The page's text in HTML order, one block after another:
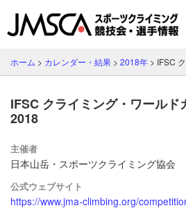
ホーム > カレンダー・結果 > 2018年 > IFSC
IFSC クライミング・ワール
2018
主催者
日本山岳・スポーツクライミング協会
公式ウェブサイト
https://www.jma-climbing.org/